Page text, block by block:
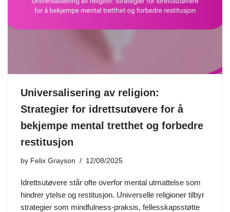
Universalisering av religion:
Strategier for idrettsutøvere for å
bekjempe mental tretthet og forbedre
restitusjon
by Felix Grayson 12/08/2025
Idrettsutøvere står ofte overfor mental utmattelse som
hindrer ytelse og restitusjon. Universelle religioner tilbyr
strategier som mindfulness-praksis, fellesskapsstøtte